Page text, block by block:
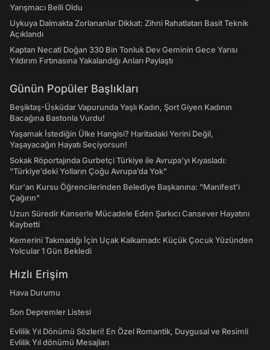
Yarışmacı Belli Oldu
Uykuya Dalmakta Zorlananlar Dikkat: Zihni Rahatlatan Basit Teknik
Açıklandı
Kaptan Necati Doğan 330 Bin Tonluk Dev Geminin Gece Yarısı
Yıldırım Fırtınasına Yakalandığı Anları Paylaştı
Günün Popüler Başlıkları
Beşiktaş-Üsküdar Vapurunda Yaşlı Kadın, Şort Giyen Kadının
Bacağına Bastonla Vurdu!
Yaşamak İstediğin Ülke Hangisi? Haritadaki Yerini Değil,
Yaşayacağın Hayatı Seçiyorsun!
Sokak Röportajında Gurbetçi Türkiye ile Avrupa'yı Kıyasladı:
"Türkiye’deki Yolların Çoğu Avrupa’da Yok"
Kur'an Kursu Öğrencilerinden Belediye Başkanına: "Manifest’i
Çağırın"
Uzun Süredir Kanserle Mücadele Eden Şarkıcı Cansever Hayatını
Kaybetti
Kemerini Takmadığı İçin Uçak Kalkamadı: Küçük Çocuk Yüzünden
Yolcular 1 Gün Bekledi
Hızlı Erişim
Hava Durumu
Son Depremler Listesi
Evlilik Yıl Dönümü Sözleri! En Özel Romantik, Duygusal ve Resimli
Evlilik Yıl dönümü Mesajları